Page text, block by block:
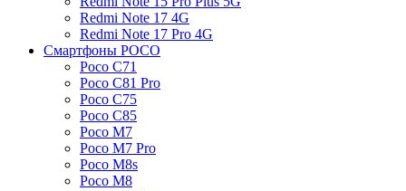
Redmi Note 17 4G
Redmi Note 17 Pro 4G
Смартфоны POCO
Poco C71
Poco C81 Pro
Poco C75
Poco C85
Poco M7
Poco M7 Pro
Poco M8s
Poco M8